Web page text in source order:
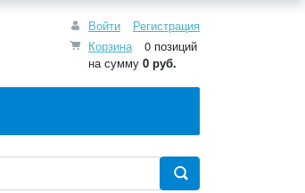
Войти
Регистрация
Корзина
0 позиций
на сумму 0 руб.